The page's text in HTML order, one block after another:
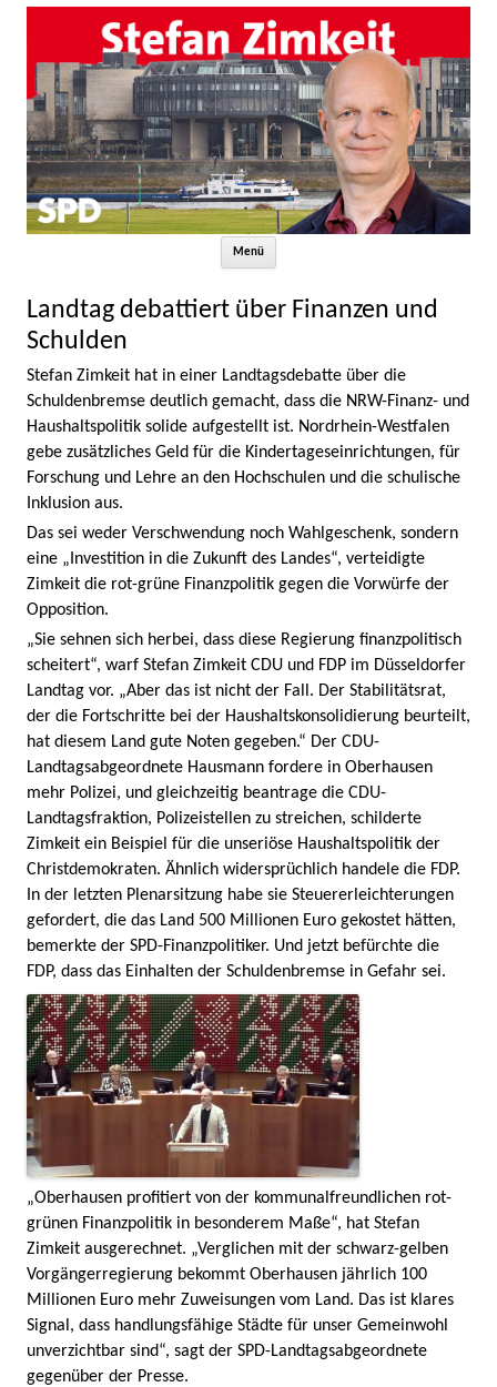
Menü
Landtag debattiert über Finanzen und
Schulden
Stefan Zimkeit hat in einer Landtagsdebatte über die
Schuldenbremse deutlich gemacht, dass die NRW-Finanz- und
Haushaltspolitik solide aufgestellt ist. Nordrhein-Westfalen
gebe zusätzliches Geld für die Kindertageseinrichtungen, für
Forschung und Lehre an den Hochschulen und die schulische
Inklusion aus.
Das sei weder Verschwendung noch Wahlgeschenk, sondern
eine „Investition in die Zukunft des Landes“, verteidigte
Zimkeit die rot-grüne Finanzpolitik gegen die Vorwürfe der
Opposition.
„Sie sehnen sich herbei, dass diese Regierung finanzpolitisch
scheitert“, warf Stefan Zimkeit CDU und FDP im Düsseldorfer
Landtag vor. „Aber das ist nicht der Fall. Der Stabilitätsrat,
der die Fortschritte bei der Haushaltskonsolidierung beurteilt,
hat diesem Land gute Noten gegeben.“ Der CDU-
Landtagsabgeordnete Hausmann fordere in Oberhausen
mehr Polizei, und gleichzeitig beantrage die CDU-
Landtagsfraktion, Polizeistellen zu streichen, schilderte
Zimkeit ein Beispiel für die unseriöse Haushaltspolitik der
Christdemokraten. Ähnlich widersprüchlich handele die FDP.
In der letzten Plenarsitzung habe sie Steuererleichterungen
gefordert, die das Land 500 Millionen Euro gekostet hätten,
bemerkte der SPD-Finanzpolitiker. Und jetzt befürchte die
FDP, dass das Einhalten der Schuldenbremse in Gefahr sei.
„Oberhausen profitiert von der kommunalfreundlichen rot-
grünen Finanzpolitik in besonderem Maße“, hat Stefan
Zimkeit ausgerechnet. „Verglichen mit der schwarz-gelben
Vorgängerregierung bekommt Oberhausen jährlich 100
Millionen Euro mehr Zuweisungen vom Land. Das ist klares
Signal, dass handlungsfähige Städte für unser Gemeinwohl
unverzichtbar sind“, sagt der SPD-Landtagsabgeordnete
gegenüber der Presse.